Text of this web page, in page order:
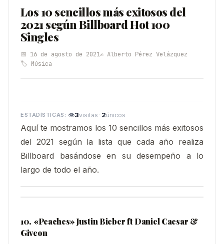
Los 10 sencillos más exitosos del
2021 según Billboard Hot 100
Singles
📅 16 de agosto de 2021✍️ Alberto Pérez Velázquez
🏷️ Música
👁3visitas · 2únicos
Aquí te mostramos los 10 sencillos más exitosos
del 2021 según la lista que cada año realiza
Billboard basándose en su desempeño a lo
largo de todo el año.
10. «Peaches» Justin Bieber ft Daniel Caesar &
Giveon